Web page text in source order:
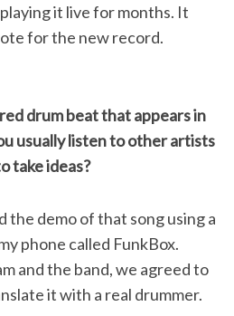
it live for months. It
for the new record.
drum beat that appears in
usually listen to other artists
take ideas?
the demo of that song using a
phone called FunkBox.
and the band, we agreed to
it with a real drummer.